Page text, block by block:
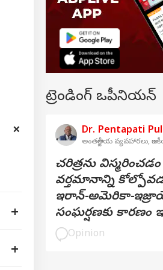
ట్రెండింగ్ ఒపీనియన్
Dr. Pentapati
అంతర్జాతీయ వ్యవహారలు,
చరిత్రను
వర్తమానాన్ని
ఇరాన్-అమెరికా-
సంఘర్షణకు కారణం
Opinion